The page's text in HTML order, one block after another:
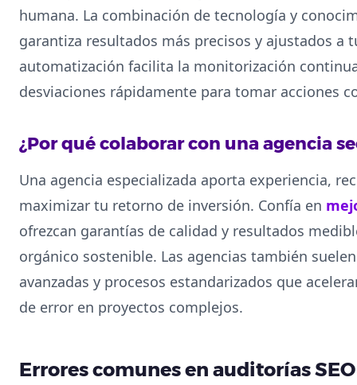
humana. La combinación de tecnología y
garantiza resultados más precisos y ajustados a
automatización facilita la monitorización
desviaciones rápidamente para tomar acciones
¿Por qué colaborar con una agencia
Una agencia especializada aporta experiencia,
maximizar tu retorno de inversión. Confía en
ofrezcan garantías de calidad y resultados
orgánico sostenible. Las agencias también
avanzadas y procesos estandarizados que
de error en proyectos complejos.
Errores comunes en auditorías SEO